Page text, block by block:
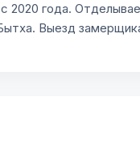
2020 года.
Выезд